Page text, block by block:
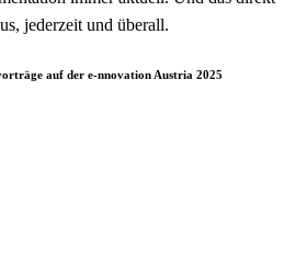
jederzeit und überall.
auf der e-nnovation Austria 2025